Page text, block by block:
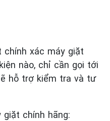
chính xác máy giặt
nào, chỉ cần gọi tới
hỗ trợ kiểm tra và tư
chính hãng: